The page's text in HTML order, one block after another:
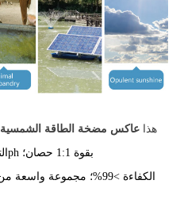
1. هذا عاكس مضخة الطاقة الشمسية 55 كيلو وات
التحميل الزائد ويمكنه تشغيل مضخة 3ph بقوة 1:1 حصان؛